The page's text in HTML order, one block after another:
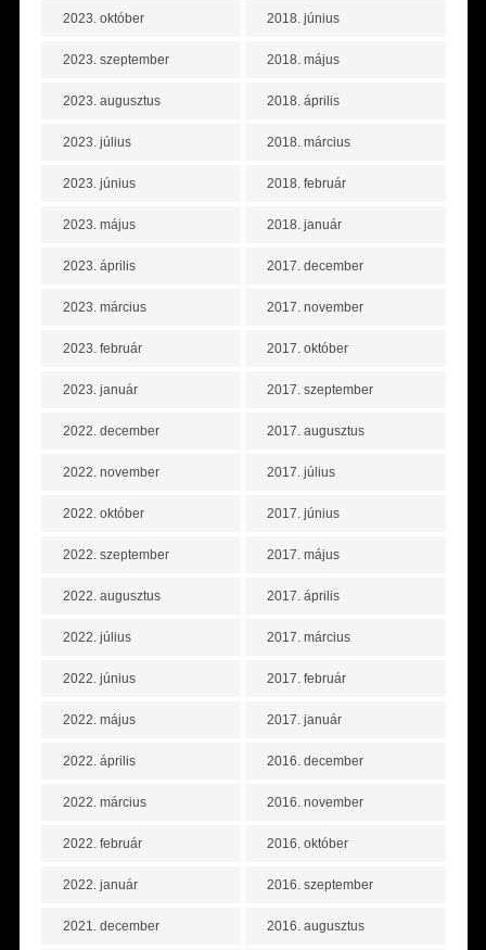
2023. október
2023. szeptember
2023. augusztus
2023. július
2023. június
2023. május
2023. április
2023. március
2023. február
2023. január
2022. december
2022. november
2022. október
2022. szeptember
2022. augusztus
2022. július
2022. június
2022. május
2022. április
2022. március
2022. február
2022. január
2021. december
2018. június
2018. május
2018. április
2018. március
2018. február
2018. január
2017. december
2017. november
2017. október
2017. szeptember
2017. augusztus
2017. július
2017. június
2017. május
2017. április
2017. március
2017. február
2017. január
2016. december
2016. november
2016. október
2016. szeptember
2016. augusztus